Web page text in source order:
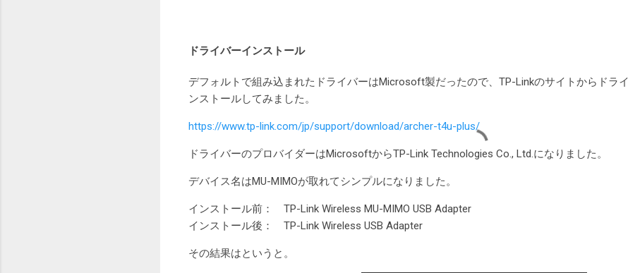
ドライバーインストール
デフォルトで組み込まれたドライバーはMicrosoft製だったので、TP-Linkのサイトからドラ
ンストールしてみました。
https://www.tp-link.com/jp/support/download/archer-t4u-plus/
ドライバーのプロバイダーはMicrosoftからTP-Link Technologies Co., Ltd.になりました。
デバイス名はMU-MIMOが取れてシンプルになりました。
インストール前： TP-Link Wireless MU-MIMO USB Adapter
インストール後： TP-Link Wireless USB Adapter
その結果はというと。